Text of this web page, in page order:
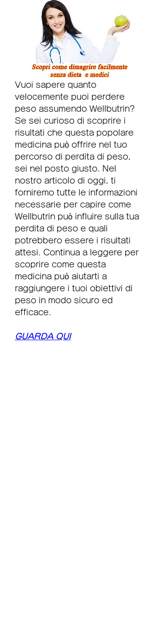
Vuoi sapere quanto
velocemente puoi perdere
peso assumendo Wellbutrin?
Se sei curioso di scoprire i
risultati che questa popolare
medicina può offrire nel tuo
percorso di perdita di peso,
sei nel posto giusto. Nel
nostro articolo di oggi, ti
forniremo tutte le informazioni
necessarie per capire come
Wellbutrin può influire sulla tua
perdita di peso e quali
potrebbero essere i risultati
attesi. Continua a leggere per
scoprire come questa
medicina può aiutarti a
raggiungere i tuoi obiettivi di
peso in modo sicuro ed
efficace.
GUARDA QUI